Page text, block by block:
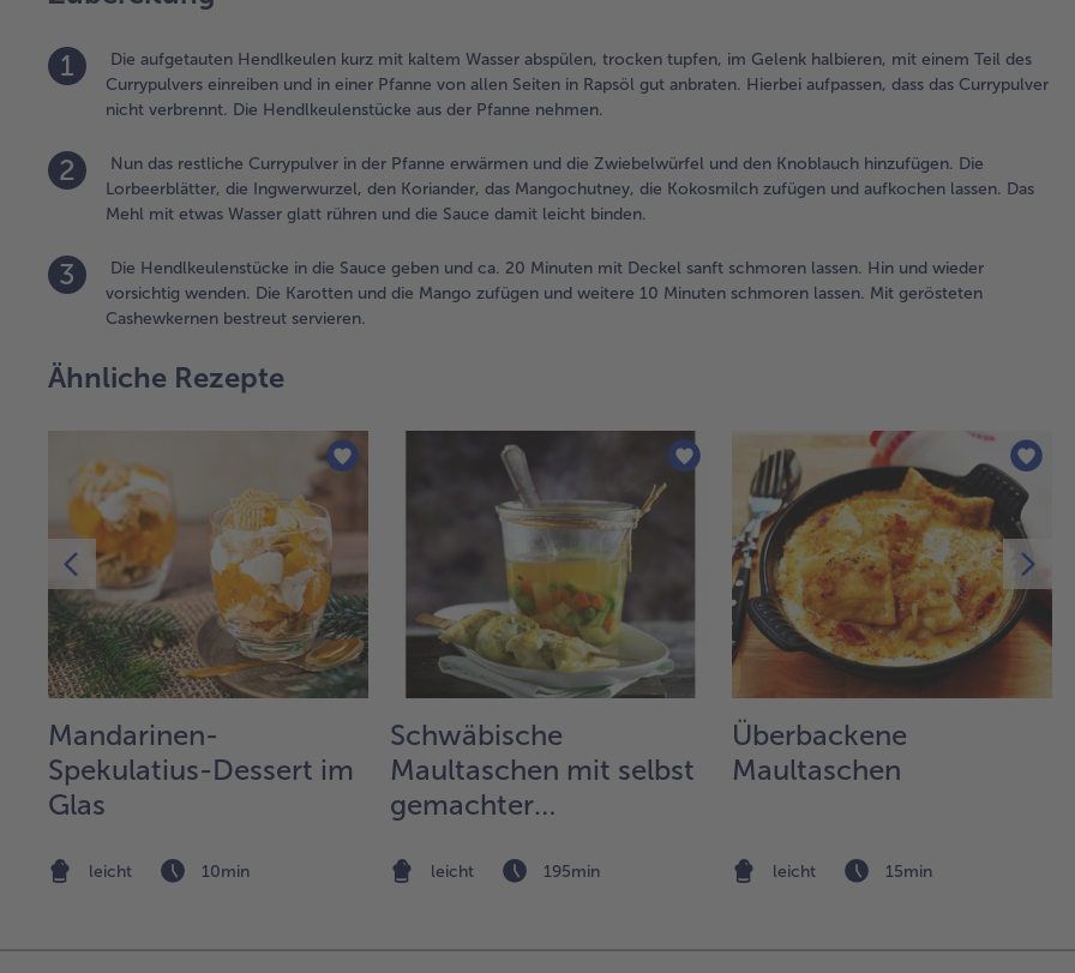
1
Die aufgetauten Hendlkeulen kurz mit kaltem Wasser abspülen, trocken tupfen, im Gelenk halbieren, mit einem Teil des
Currypulvers einreiben und in einer Pfanne von allen Seiten in Rapsöl gut anbraten. Hierbei aufpassen, dass das Currypulver
nicht verbrennt. Die Hendlkeulenstücke aus der Pfanne nehmen.
2
Nun das restliche Currypulver in der Pfanne erwärmen und die Zwiebelwürfel und den Knoblauch hinzufügen. Die
Lorbeerblätter, die Ingwerwurzel, den Koriander, das Mangochutney, die Kokosmilch zufügen und aufkochen lassen. Das
Mehl mit etwas Wasser glatt rühren und die Sauce damit leicht binden.
3
Die Hendlkeulenstücke in die Sauce geben und ca. 20 Minuten mit Deckel sanft schmoren lassen. Hin und wieder
vorsichtig wenden. Die Karotten und die Mango zufügen und weitere 10 Minuten schmoren lassen. Mit gerösteten
Cashewkernen bestreut servieren.
Ähnliche Rezepte
Mandarinen-
Spekulatius-Dessert im
Glas
leicht 10min
Schwäbische
Maultaschen mit selbst
gemachter
leicht 195min
Überbackene
Maultaschen
leicht 15min